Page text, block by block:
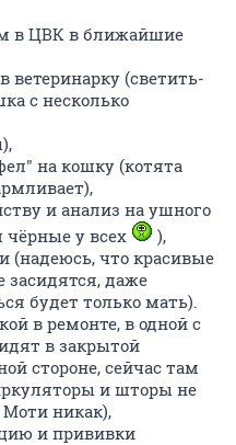
в ЦВК в ближайшие
ветеринарку (светить-
с несколько
на кошку (котята
и анализ на ушного
у всех
),
что красивые
даже
будет только мать).
в ремонте, в одной с
в закрытой
стороне, сейчас там
и шторы не
Моти никак),
и прививки